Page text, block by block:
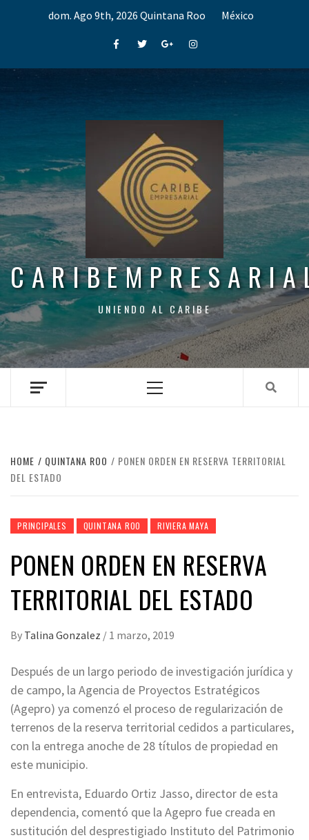
dom. Ago 9th, 2026 Quintana Roo México
FacebookTwitterGoogle+Instagram
UNIENDO AL CARIBE
Menu
HOME QUINTANA ROO
PONEN ORDEN EN RESERVA TERRITORIAL
DEL ESTADO
PRINCIPALES QUINTANA ROO RIVIERA MAYA
PONEN ORDEN EN RESERVA
TERRITORIAL DEL ESTADO
By Talina Gonzalez / 1 marzo, 2019
Después de un largo periodo de investigación jurídica y
de campo, la Agencia de Proyectos Estratégicos
(Agepro) ya comenzó el proceso de regularización de
terrenos de la reserva territorial cedidos a particulares,
con la entrega anoche de 28 títulos de propiedad en
este municipio.
En entrevista, Eduardo Ortiz Jasso, director de esta
dependencia, comentó que la Agepro fue creada en
sustitución del desprestigiado Instituto del Patrimonio